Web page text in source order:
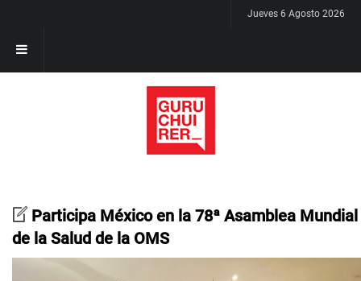
Jueves 6 Agosto 2026
Participa México en la 78ª Asamblea Mundial
de la Salud de la OMS